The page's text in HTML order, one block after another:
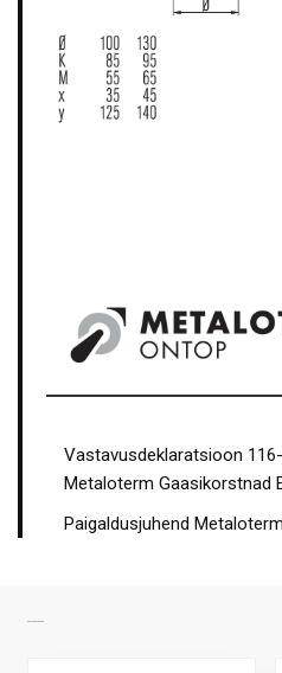
Vastavusdeklaratsioon
Metaloterm Gaasikorstnad
Paigaldusjuhend